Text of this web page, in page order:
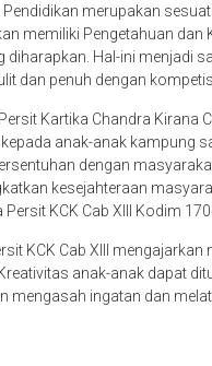
Pendidikan merupakan
memiliki Pengetahuan
diharapkan. Hal-ini menjadi
dan penuh dengan
Kartika Chandra
anak-anak kampung
dengan
kesejahteraan
Persit KCK Cab XIII Kodim
KCK Cab XIII
anak-anak dapat
mengasah ingatan dan